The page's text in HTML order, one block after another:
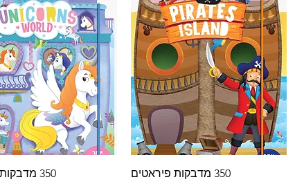
תצוגה מהירה
350 מדבקות פיראטים
תצוגה מהירה
350 מדבקות חדי קרן